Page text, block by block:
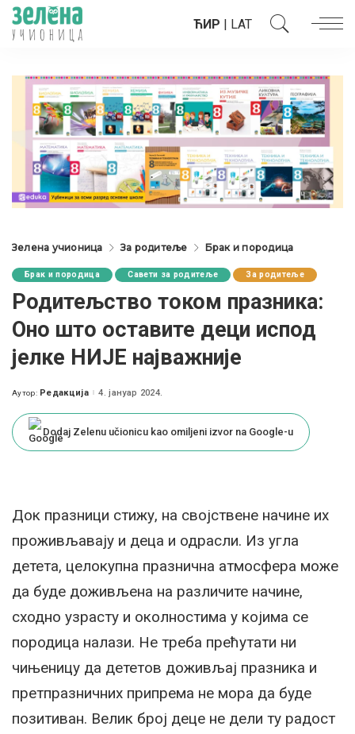
ЋИР | LAT
Зелена учионица За родитеље Брак и породица
Брак и породица Савети за родитеље За родитеље
Родитељство током празника:
Оно што оставите деци испод
јелке НИЈЕ најважније
Posted
Аутор: Редакција 4. јануар 2024.
Dodaj Zelenu učionicu kao omiljeni izvor na Google-u
Док празници стижу, на својствене начине их
проживљавају и деца и одрасли. Из угла
детета, целокупна празнична атмосфера може
да буде доживљена на различите начине,
сходно узрасту и околностима у којима се
породица налази. Не треба прећутати ни
чињеницу да дететов доживљај празника и
претпразничних припрема не мора да буде
позитиван. Велик број деце не дели ту радост